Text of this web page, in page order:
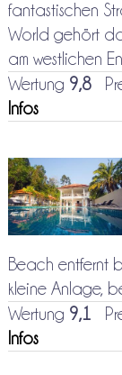
fantastischen
World gehört
am westlichen
Wertung 9,8
Infos
Beach entfernt
kleine Anlage,
Wertung 9,1
Infos